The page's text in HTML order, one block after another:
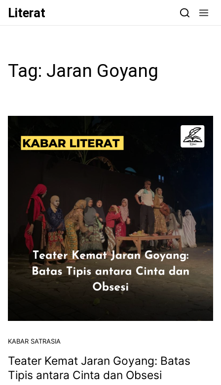
Skip to content
Literat
Tag: Jaran Goyang
KABAR SATRASIA
Teater Kemat Jaran Goyang: Batas
Tipis antara Cinta dan Obsesi